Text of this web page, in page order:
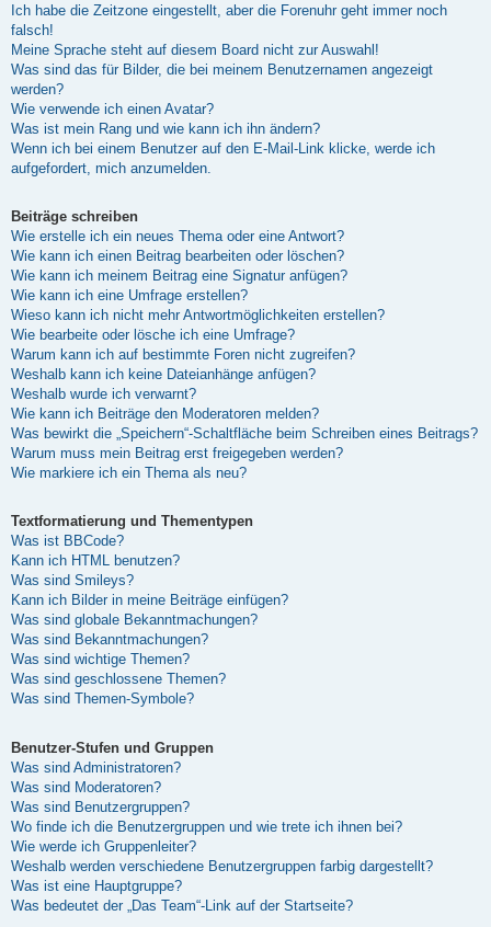
Ich habe die Zeitzone eingestellt, aber die Forenuhr geht immer noch
falsch!
Meine Sprache steht auf diesem Board nicht zur Auswahl!
Was sind das für Bilder, die bei meinem Benutzernamen angezeigt
werden?
Wie verwende ich einen Avatar?
Was ist mein Rang und wie kann ich ihn ändern?
Wenn ich bei einem Benutzer auf den E-Mail-Link klicke, werde ich
aufgefordert, mich anzumelden.
Beiträge schreiben
Wie erstelle ich ein neues Thema oder eine Antwort?
Wie kann ich einen Beitrag bearbeiten oder löschen?
Wie kann ich meinem Beitrag eine Signatur anfügen?
Wie kann ich eine Umfrage erstellen?
Wieso kann ich nicht mehr Antwortmöglichkeiten erstellen?
Wie bearbeite oder lösche ich eine Umfrage?
Warum kann ich auf bestimmte Foren nicht zugreifen?
Weshalb kann ich keine Dateianhänge anfügen?
Weshalb wurde ich verwarnt?
Wie kann ich Beiträge den Moderatoren melden?
Was bewirkt die „Speichern“-Schaltfläche beim Schreiben eines Beitrags?
Warum muss mein Beitrag erst freigegeben werden?
Wie markiere ich ein Thema als neu?
Textformatierung und Thementypen
Was ist BBCode?
Kann ich HTML benutzen?
Was sind Smileys?
Kann ich Bilder in meine Beiträge einfügen?
Was sind globale Bekanntmachungen?
Was sind Bekanntmachungen?
Was sind wichtige Themen?
Was sind geschlossene Themen?
Was sind Themen-Symbole?
Benutzer-Stufen und Gruppen
Was sind Administratoren?
Was sind Moderatoren?
Was sind Benutzergruppen?
Wo finde ich die Benutzergruppen und wie trete ich ihnen bei?
Wie werde ich Gruppenleiter?
Weshalb werden verschiedene Benutzergruppen farbig dargestellt?
Was ist eine Hauptgruppe?
Was bedeutet der „Das Team“-Link auf der Startseite?